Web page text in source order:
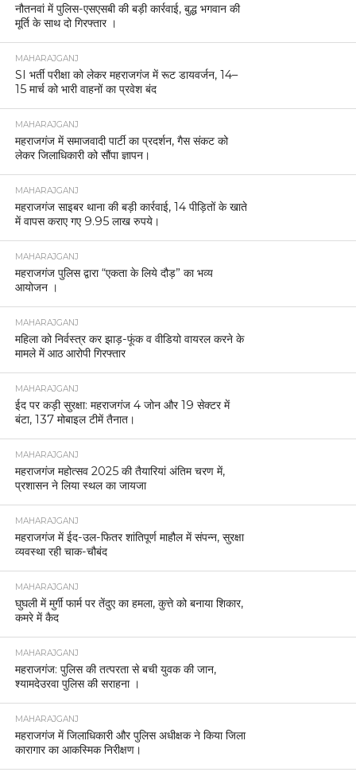
नौतनवां में पुलिस-एसएसबी की बड़ी कार्रवाई, बुद्ध भगवान की
मूर्ति के साथ दो गिरफ्तार ।
MAHARAJGANJ
SI भर्ती परीक्षा को लेकर महराजगंज में रूट डायवर्जन, 14–
15 मार्च को भारी वाहनों का प्रवेश बंद
MAHARAJGANJ
महराजगंज में समाजवादी पार्टी का प्रदर्शन, गैस संकट को
लेकर जिलाधिकारी को सौंपा ज्ञापन।
MAHARAJGANJ
महराजगंज साइबर थाना की बड़ी कार्रवाई, 14 पीड़ितों के खाते
में वापस कराए गए 9.95 लाख रुपये।
MAHARAJGANJ
महराजगंज पुलिस द्वारा “एकता के लिये दौड़” का भव्य
आयोजन ।
MAHARAJGANJ
महिला को निर्वस्त्र कर झाड़-फूंक व वीडियो वायरल करने के
मामले में आठ आरोपी गिरफ्तार
MAHARAJGANJ
ईद पर कड़ी सुरक्षा: महराजगंज 4 जोन और 19 सेक्टर में
बंटा, 137 मोबाइल टीमें तैनात।
MAHARAJGANJ
महराजगंज महोत्सव 2025 की तैयारियां अंतिम चरण में,
प्रशासन ने लिया स्थल का जायजा
MAHARAJGANJ
महराजगंज में ईद-उल-फितर शांतिपूर्ण माहौल में संपन्न, सुरक्षा
व्यवस्था रही चाक-चौबंद
MAHARAJGANJ
घुघली में मुर्गी फार्म पर तेंदुए का हमला, कुत्ते को बनाया शिकार,
कमरे में कैद
MAHARAJGANJ
महराजगंज: पुलिस की तत्परता से बची युवक की जान,
श्यामदेउरवा पुलिस की सराहना ।
MAHARAJGANJ
महराजगंज में जिलाधिकारी और पुलिस अधीक्षक ने किया जिला
कारागार का आकस्मिक निरीक्षण।